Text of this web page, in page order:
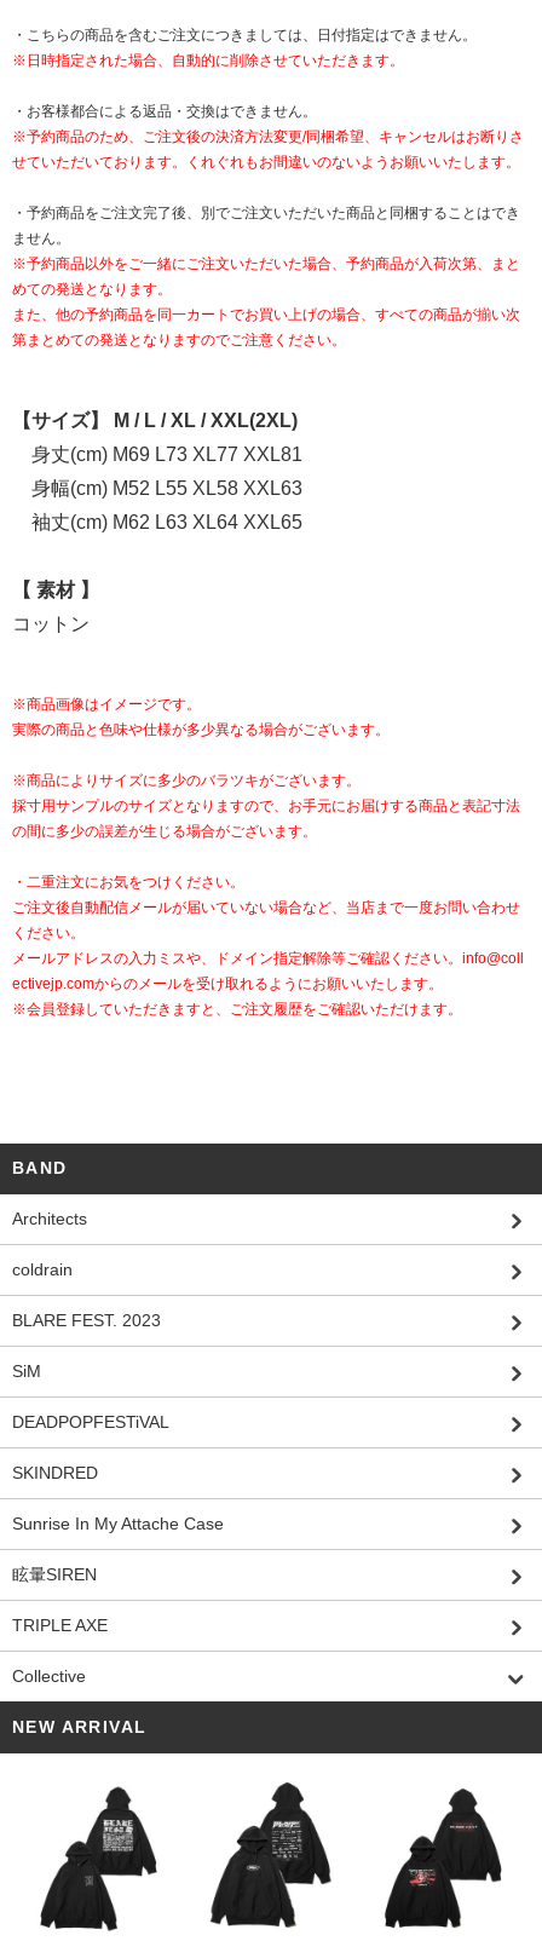
・こちらの商品を含むご注文につきましては、日付指定はできません。
※日時指定された場合、自動的に削除させていただきます。
・お客様都合による返品・交換はできません。
※予約商品のため、ご注文後の決済方法変更/同梱希望、キャンセルはお断りさ
せていただいております。くれぐれもお間違いのないようお願いいたします。
・予約商品をご注文完了後、別でご注文いただいた商品と同梱することはでき
ません。
※予約商品以外をご一緒にご注文いただいた場合、予約商品が入荷次第、まと
めての発送となります。
また、他の予約商品を同一カートでお買い上げの場合、すべての商品が揃い次
第まとめての発送となりますのでご注意ください。
【サイズ】 M / L / XL / XXL(2XL)
身丈(cm) M69 L73 XL77 XXL81
身幅(cm) M52 L55 XL58 XXL63
袖丈(cm) M62 L63 XL64 XXL65
【 素材 】
コットン
※商品画像はイメージです。
実際の商品と色味や仕様が多少異なる場合がございます。
※商品によりサイズに多少のバラツキがございます。
採寸用サンプルのサイズとなりますので、お手元にお届けする商品と表記寸法
の間に多少の誤差が生じる場合がございます。
・二重注文にお気をつけください。
ご注文後自動配信メールが届いていない場合など、当店まで一度お問い合わせ
ください。
メールアドレスの入力ミスや、ドメイン指定解除等ご確認ください。 info@coll
ectivejp.comからのメールを受け取れるようにお願いいたします。
※会員登録していただきますと、ご注文履歴をご確認いただけます。
BAND
Architects
coldrain
BLARE FEST. 2023
SiM
DEADPOPFESTiVAL
SKINDRED
Sunrise In My Attache Case
眩暈SIREN
TRIPLE AXE
Collective
NEW ARRIVAL